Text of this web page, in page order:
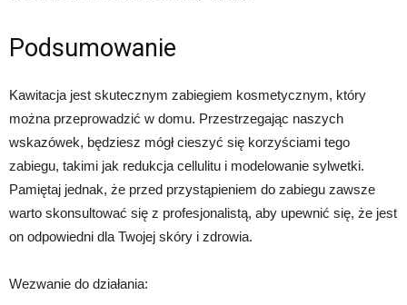
Podsumowanie
Kawitacja jest skutecznym zabiegiem kosmetycznym, który
można przeprowadzić w domu. Przestrzegając naszych
wskazówek, będziesz mógł cieszyć się korzyściami tego
zabiegu, takimi jak redukcja cellulitu i modelowanie sylwetki.
Pamiętaj jednak, że przed przystąpieniem do zabiegu zawsze
warto skonsultować się z profesjonalistą, aby upewnić się, że jest
on odpowiedni dla Twojej skóry i zdrowia.
Wezwanie do działania: